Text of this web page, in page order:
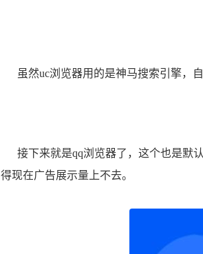
虽然uc浏览器用的是神马搜索引擎，自
接下来就是qq浏览器了，这个也是默
得现在广告展示量上不去。